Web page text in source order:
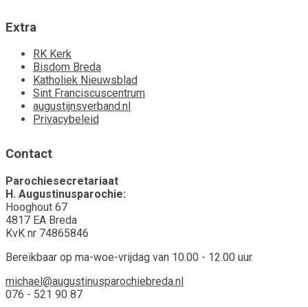
Extra
RK Kerk
Bisdom Breda
Katholiek Nieuwsblad
Sint Franciscuscentrum
augustijnsverband.nl
Privacybeleid
Contact
Parochiesecretariaat
H. Augustinusparochie:
Hooghout 67
4817 EA Breda
KvK nr 74865846
Bereikbaar op ma-woe-vrijdag van 10.00 - 12.00 uur.
michael@augustinusparochiebreda.nl
076 - 521 90 87